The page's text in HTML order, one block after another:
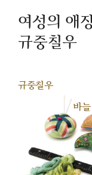
여성의 애
규중칠우
규중칠우
바늘